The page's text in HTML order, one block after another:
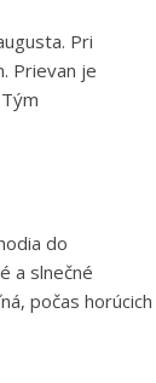
Pri
Prievan je
do
a slnečné
počas horúcich